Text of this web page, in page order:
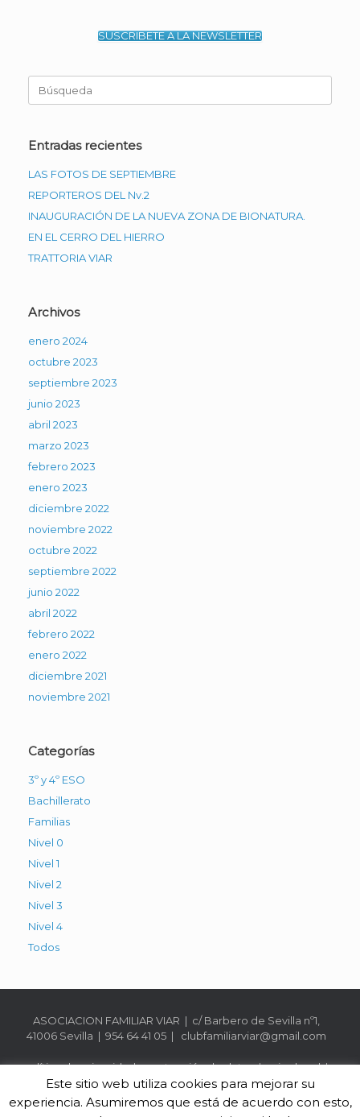
SUSCRIBETE A LA NEWSLETTER
Entradas recientes
LAS FOTOS DE SEPTIEMBRE
REPORTEROS DEL Nv.2
INAUGURACIÓN DE LA NUEVA ZONA DE BIONATURA.
EN EL CERRO DEL HIERRO
TRATTORIA VIAR
Archivos
enero 2024
octubre 2023
septiembre 2023
junio 2023
abril 2023
marzo 2023
febrero 2023
enero 2023
diciembre 2022
noviembre 2022
octubre 2022
septiembre 2022
junio 2022
abril 2022
febrero 2022
enero 2022
diciembre 2021
noviembre 2021
Categorías
3º y 4º ESO
Bachillerato
Familias
Nivel 0
Nivel 1
Nivel 2
Nivel 3
Nivel 4
Todos
ASOCIACION FAMILIAR VIAR | c/ Barbero de Sevilla nº1,
41006 Sevilla | 954 64 41 05 | clubfamiliarviar@gmail.com
política de privacidad y protección de datos|aviso legal|
política de cookies
Este sitio web utiliza cookies para mejorar su
experiencia. Asumiremos que está de acuerdo con esto,